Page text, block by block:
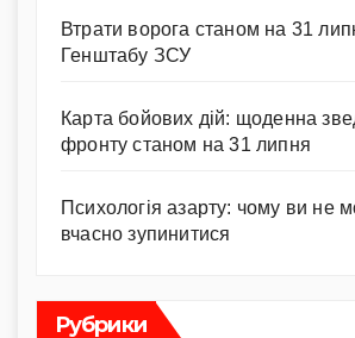
Втрати ворога станом на 31
Генштабу ЗСУ
Карта бойових дій: щоденна
фронту станом на 31 липня
Психологія азарту: чому ви не
вчасно зупинитися
Рубрики